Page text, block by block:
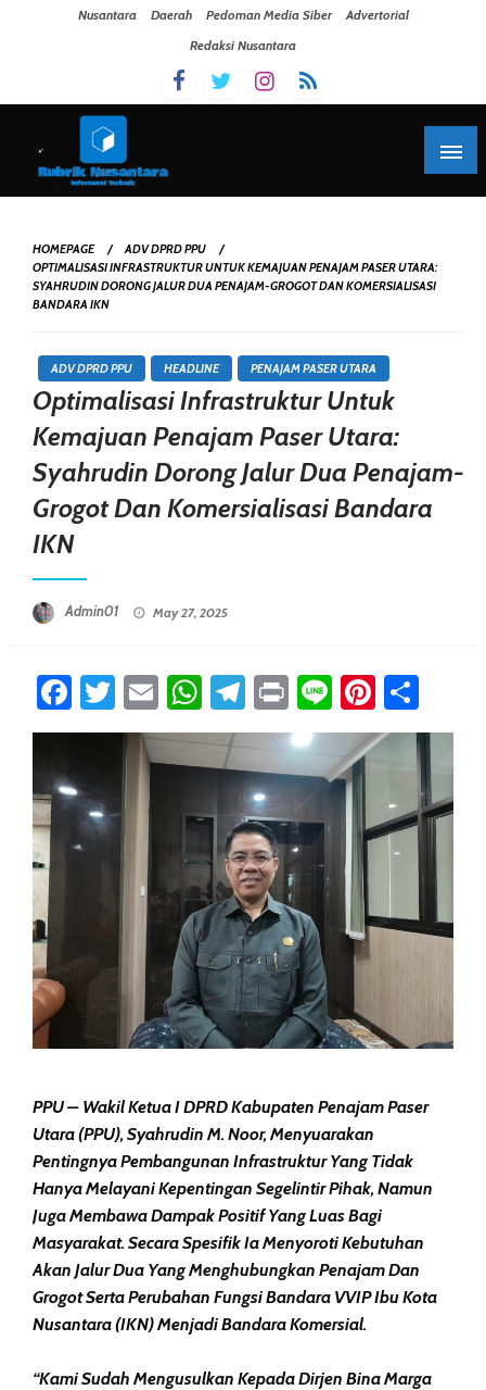
Nusantara Daerah Pedoman Media Siber
Advertorial
Redaksi Nusantara
HOMEPAGE
ADV DPRD PPU
OPTIMALISASI INFRASTRUKTUR UNTUK KEMAJUAN PENAJAM PASER UTARA:
SYAHRUDIN DORONG JALUR DUA PENAJAM-GROGOT DAN KOMERSIALISASI
BANDARA IKN
ADV DPRD PPU HEADLINE PENAJAM PASER UTARA
Optimalisasi Infrastruktur Untuk
Kemajuan Penajam Paser Utara:
Syahrudin Dorong Jalur Dua Penajam-
Grogot Dan Komersialisasi Bandara
IKN
Admin01 May 27, 2025
Facebook
Twitter
EmailWhatsApp
Telegram
PrintLine
PPU – Wakil Ketua I DPRD Kabupaten Penajam Paser
Utara (PPU), Syahrudin M. Noor, Menyuarakan
Pentingnya Pembangunan Infrastruktur Yang Tidak
Hanya Melayani Kepentingan Segelintir Pihak, Namun
Juga Membawa Dampak Positif Yang Luas Bagi
Masyarakat. Secara Spesifik Ia Menyoroti Kebutuhan
Akan Jalur Dua Yang Menghubungkan Penajam Dan
Grogot Serta Perubahan Fungsi Bandara VVIP Ibu Kota
Nusantara (IKN) Menjadi Bandara Komersial.
“Kami Sudah Mengusulkan Kepada Dirjen Bina Marga